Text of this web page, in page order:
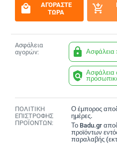
local_mall
ΑΓΟΡΆΣΤΕ
ΤΏΡΑ
add_shopping_cart
Ασφάλεια
αγορών:
lock Ασφάλεια
policy Ασφάλεια
ΠΟΛΙΤΙΚΗ
ΕΠΙΣΤΡΟΦΗΣ
ΠΡΟΪΟΝΤΩΝ:
Ο έμπορος
ημέρες.
Το Badu.gr
προϊόντων
παραλαβής